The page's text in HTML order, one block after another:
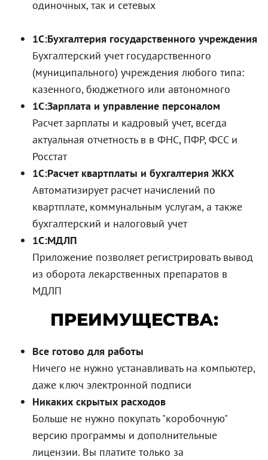
одиночных, так и сетевых
1С:Бухгалтерия государственного учреждения
Бухгалтерский учет государственного
(муниципального) учреждения любого типа:
казенного, бюджетного или автономного
1С:Зарплата и управление персоналом
Расчет зарплаты и кадровый учет, всегда
актуальная отчетность в в ФНС, ПФР, ФСС и
Росстат
1С:Расчет квартплаты и бухгалтерия ЖКХ
Автоматизирует расчет начислений по
квартплате, коммунальным услугам, а также
бухгалтерский и налоговый учет
1С:МДЛП
Приложение позволяет регистрировать вывод
из оборота лекарственных препаратов в
МДЛП
ПРЕИМУЩЕСТВА:
Все готово для работы
Ничего не нужно устанавливать на компьютер,
даже ключ электронной подписи
Никаких скрытых расходов
Больше не нужно покупать "коробочную"
версию программы и дополнительные
лицензии. Вы платите только за